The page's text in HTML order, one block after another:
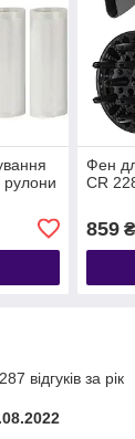
Фен
CR
859₴
відгуків за рік